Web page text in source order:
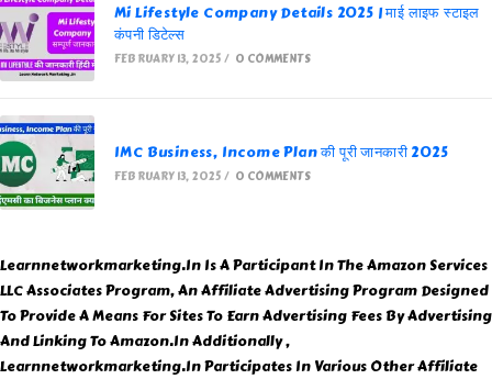
Mi Lifestyle Company Details 2025 | माई लाइफ स्टाइल
कंपनी डिटेल्स
FEBRUARY 13, 2025 / 0 COMMENTS
IMC Business, Income Plan की पूरी जानकारी 2025
FEBRUARY 13, 2025 / 0 COMMENTS
Learnnetworkmarketing.In Is A Participant In The Amazon Services
LLC Associates Program, An Affiliate Advertising Program Designed
To Provide A Means For Sites To Earn Advertising Fees By Advertising
And Linking To Amazon.In Additionally ,
Learnnetworkmarketing.In Participates In Various Other Affiliate